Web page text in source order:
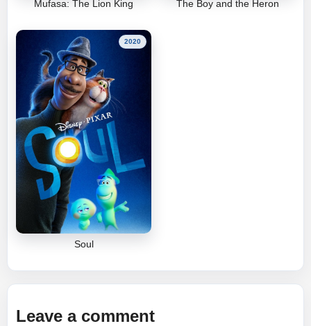
Mufasa: The Lion King The Boy and the Heron
2020
Soul
Leave a comment